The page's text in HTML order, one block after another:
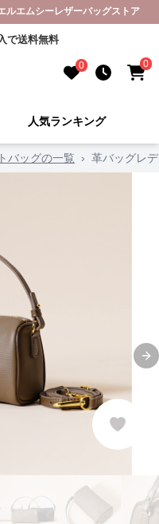
ルエムシーレザーバッグストア
で送料無料
0 0
人気ランキング
バッグの一覧 › 革バッグレ